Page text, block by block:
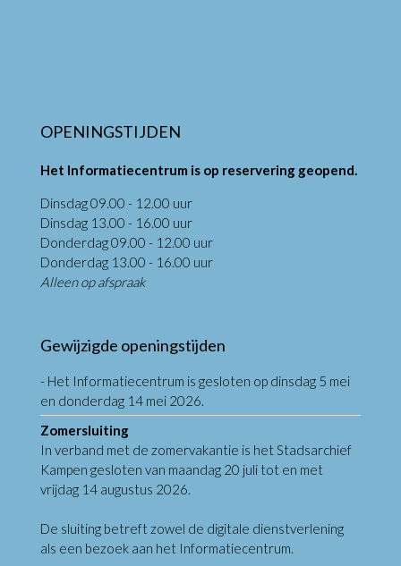
OPENINGSTIJDEN
Het Informatiecentrum is op reservering geopend.
Dinsdag 09.00 - 12.00 uur
Dinsdag 13.00 - 16.00 uur
Donderdag 09.00 - 12.00 uur
Donderdag 13.00 - 16.00 uur
Alleen op afspraak
Gewijzigde openingstijden
- Het Informatiecentrum is gesloten op dinsdag 5 mei
en donderdag 14 mei 2026.
Zomersluiting
In verband met de zomervakantie is het Stadsarchief
Kampen gesloten van maandag 20 juli tot en met
vrijdag 14 augustus 2026.
De sluiting betreft zowel de digitale dienstverlening
als een bezoek aan het Informatiecentrum.